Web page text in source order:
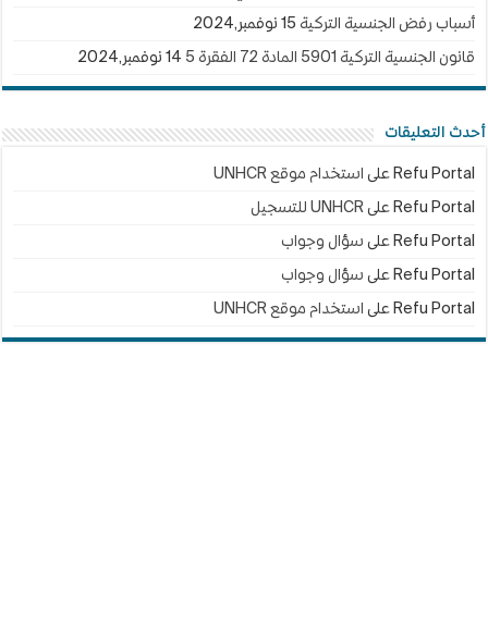
أسباب رفض الجنسية التركية 15 نوفمبر,2024
قانون الجنسية التركية 5901 المادة 72 الفقرة 5 14 نوفمبر,2024
أحدث التعليقات
Refu Portal على استخدام موقع UNHCR
Refu Portal علىUNHCR للتسجيل
Refu Portal على سؤال وجواب
Refu Portal على سؤال وجواب
Refu Portal على استخدام موقع UNHCR